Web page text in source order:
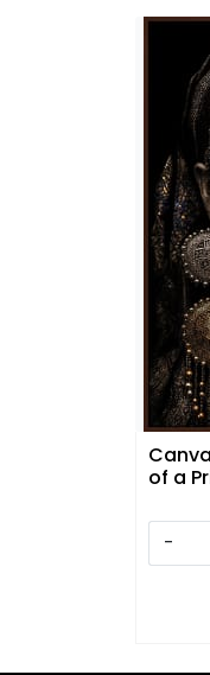
of a
-